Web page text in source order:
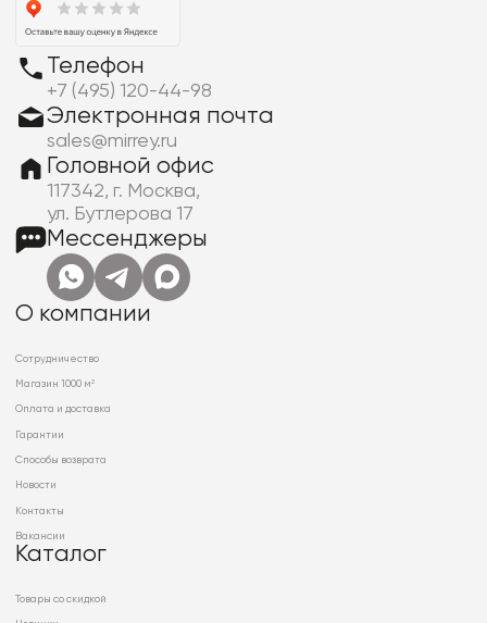
Телефон
+7 (495) 120-44-98
Электронная почта
sales@mirrey.ru
Головной офис
117342, г. Москва,
ул. Бутлерова 17
Мессенджеры
О компании
Сотрудничество
Магазин 1000 м²
Оплата и доставка
Гарантии
Способы возврата
Новости
Контакты
Вакансии
Каталог
Товары со скидкой